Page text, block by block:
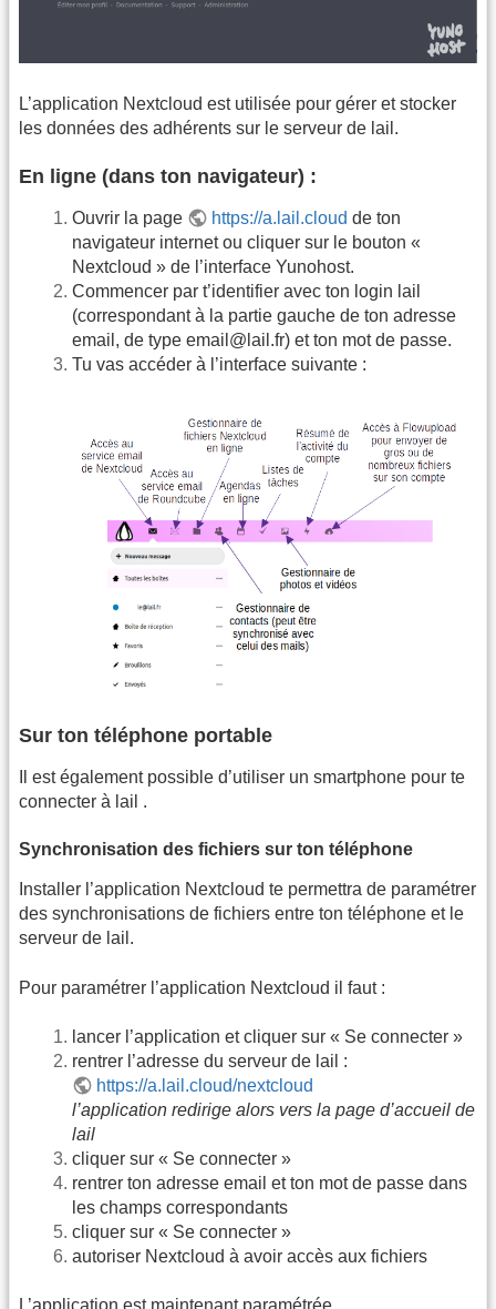
L’application Nextcloud est utilisée pour gérer et stocker
les données des adhérents sur le serveur de lail.
En ligne (dans ton navigateur) :
Ouvrir la page https://a.lail.cloud de ton
navigateur internet ou cliquer sur le bouton «
Nextcloud » de l’interface Yunohost.
Commencer par t’identifier avec ton login lail
(correspondant à la partie gauche de ton adresse
email, de type email@lail.fr) et ton mot de passe.
Tu vas accéder à l’interface suivante :
Sur ton téléphone portable
Il est également possible d’utiliser un smartphone pour te
connecter à lail .
Synchronisation des fichiers sur ton téléphone
Installer l’application Nextcloud te permettra de paramétrer
des synchronisations de fichiers entre ton téléphone et le
serveur de lail.
Pour paramétrer l’application Nextcloud il faut :
lancer l’application et cliquer sur « Se connecter »
rentrer l’adresse du serveur de lail :
https://a.lail.cloud/nextcloud
l’application redirige alors vers la page d’accueil de
lail
cliquer sur « Se connecter »
rentrer ton adresse email et ton mot de passe dans
les champs correspondants
cliquer sur « Se connecter »
autoriser Nextcloud à avoir accès aux fichiers